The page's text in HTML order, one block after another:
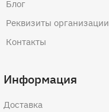
Блог
Реквизиты организации
Контакты
Информация
Доставка